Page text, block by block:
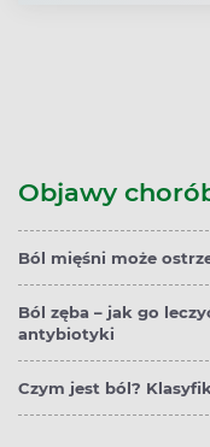
Objawy
Ból mięśni może
Ból zęba – jak go
antybiotyki
Czym jest ból?